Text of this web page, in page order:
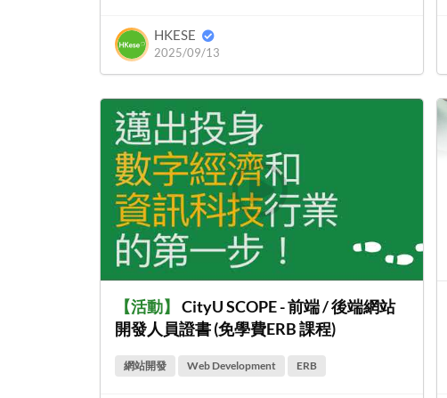
HKESE
2025/09/13
【活動】 CityU SCOPE - 前端 / 後端網站
開發人員證書 (免學費ERB 課程)
網站開發 Web Development ERB